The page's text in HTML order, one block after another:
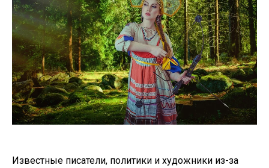
Известные писатели, политики и художники из-за